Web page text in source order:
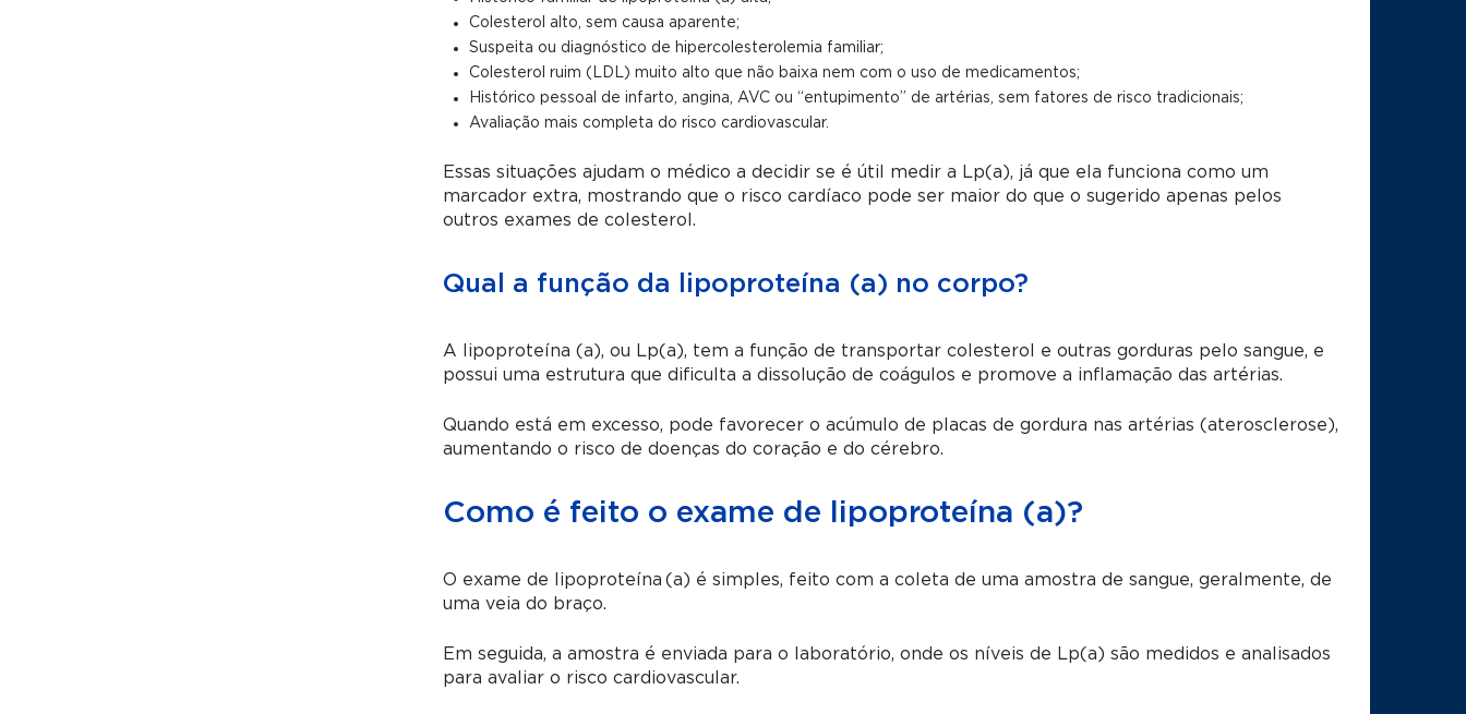
Colesterol alto, sem causa aparente;
Suspeita ou diagnóstico de hipercolesterolemia familiar;
Colesterol ruim (LDL) muito alto que não baixa nem com o uso de medicamentos;
Histórico pessoal de infarto, angina, AVC ou “entupimento” de artérias, sem fatores de risco tradicionais;
Avaliação mais completa do risco cardiovascular.
Essas situações ajudam o médico a decidir se é útil medir a Lp(a), já que ela funciona como um
marcador extra, mostrando que o risco cardíaco pode ser maior do que o sugerido apenas pelos
outros exames de colesterol.
Qual a função da lipoproteína (a) no corpo?
A lipoproteína (a), ou Lp(a), tem a função de transportar colesterol e outras gorduras pelo sangue, e
possui uma estrutura que dificulta a dissolução de coágulos e promove a inflamação das artérias.
Quando está em excesso, pode favorecer o acúmulo de placas de gordura nas artérias (aterosclerose),
aumentando o risco de doenças do coração e do cérebro.
Como é feito o exame de lipoproteína (a)?
O exame de lipoproteína (a) é simples, feito com a coleta de uma amostra de sangue, geralmente, de
uma veia do braço.
Em seguida, a amostra é enviada para o laboratório, onde os níveis de Lp(a) são medidos e analisados
para avaliar o risco cardiovascular.